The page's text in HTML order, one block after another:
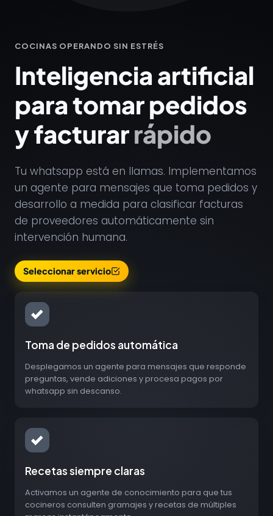
COCINAS OPERANDO SIN ESTRÉS
Inteligencia artificial
para tomar pedidos
y facturarrápido
Tu whatsapp está en llamas. Implementamos
un agente para mensajes que toma pedidos y
desarrollo a medida para clasificar facturas
de proveedores automáticamente sin
intervención humana.
Seleccionar servicio
Toma de pedidos automática
Desplegamos un agente para mensajes que responde
preguntas, vende adiciones y procesa pagos por
whatsapp sin descanso.
Recetas siempre claras
Activamos un agente de conocimiento para que tus
cocineros consulten gramajes y recetas de múltiples